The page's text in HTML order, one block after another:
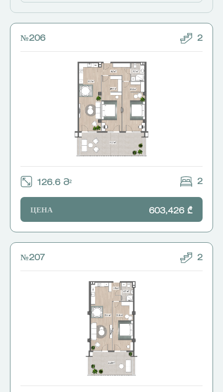
№206 2
126.6 Მ² 2
ЦЕНА 603,426 ₾
№207 2